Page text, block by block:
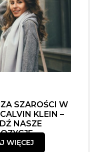
SZAROŚCI W
KLEIN –
NASZE
WIĘCEJ